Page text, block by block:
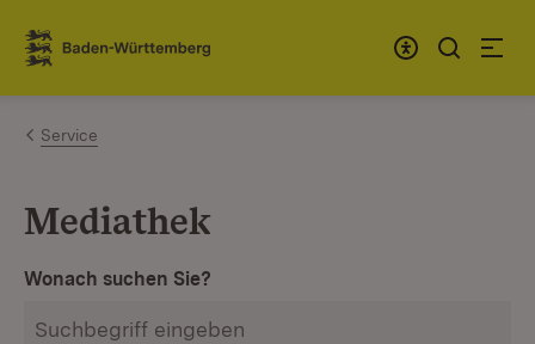
Zum Inhalt springen
Link zur Startseite
Service
Mediathek
Wonach suchen Sie?